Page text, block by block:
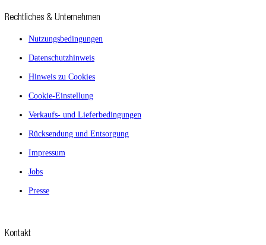
Rechtliches & Unternehmen
Nutzungsbedingungen
Datenschutzhinweis
Hinweis zu Cookies
Cookie-Einstellung
Verkaufs- und Lieferbedingungen
Rücksendung und Entsorgung
Impressum
Jobs
Presse
Kontakt